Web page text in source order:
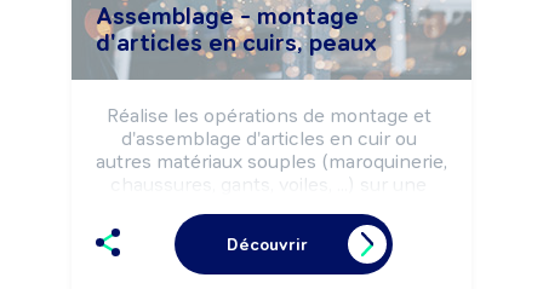
Assemblage - montage
d'articles en cuirs, peaux
Réalise les opérations de montage et
d'assemblage d'articles en cuir ou
autres matériaux souples (maroquinerie,
chaussures, gants, voiles, ...) sur une
de sécurité et les impératifs de
production (qualité, délais, ...).
Peut réaliser des opérations de
Découvrir